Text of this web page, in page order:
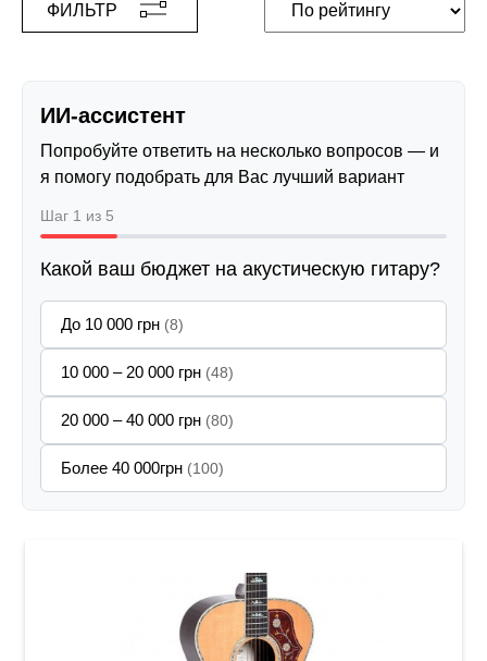
ФИЛЬТР
ИИ-ассистент
Попробуйте ответить на несколько вопросов — и
я помогу подобрать для Вас лучший вариант
Шаг 1 из 5
Какой ваш бюджет на акустическую гитару?
До 10 000 грн (8)
10 000 – 20 000 грн (48)
20 000 – 40 000 грн (80)
Более 40 000грн (100)